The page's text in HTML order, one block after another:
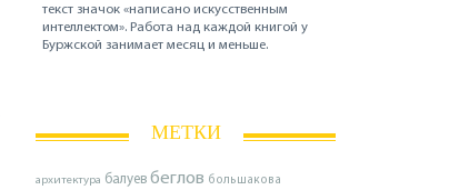
текст значок «написано искусственным
интеллектом». Работа над каждой книгой у
Буржской занимает месяц и меньше.
МЕТКИ
архитектура балуев беглов большакова